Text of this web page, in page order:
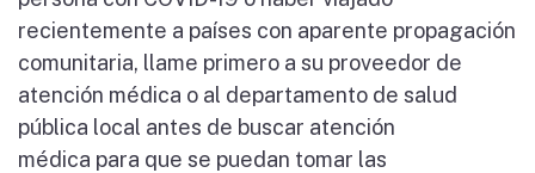
recientemente a países con aparente propagación
comunitaria, llame primero a su proveedor de
atención médica o al departamento de salud
pública local antes de buscar atención
médica para que se puedan tomar las